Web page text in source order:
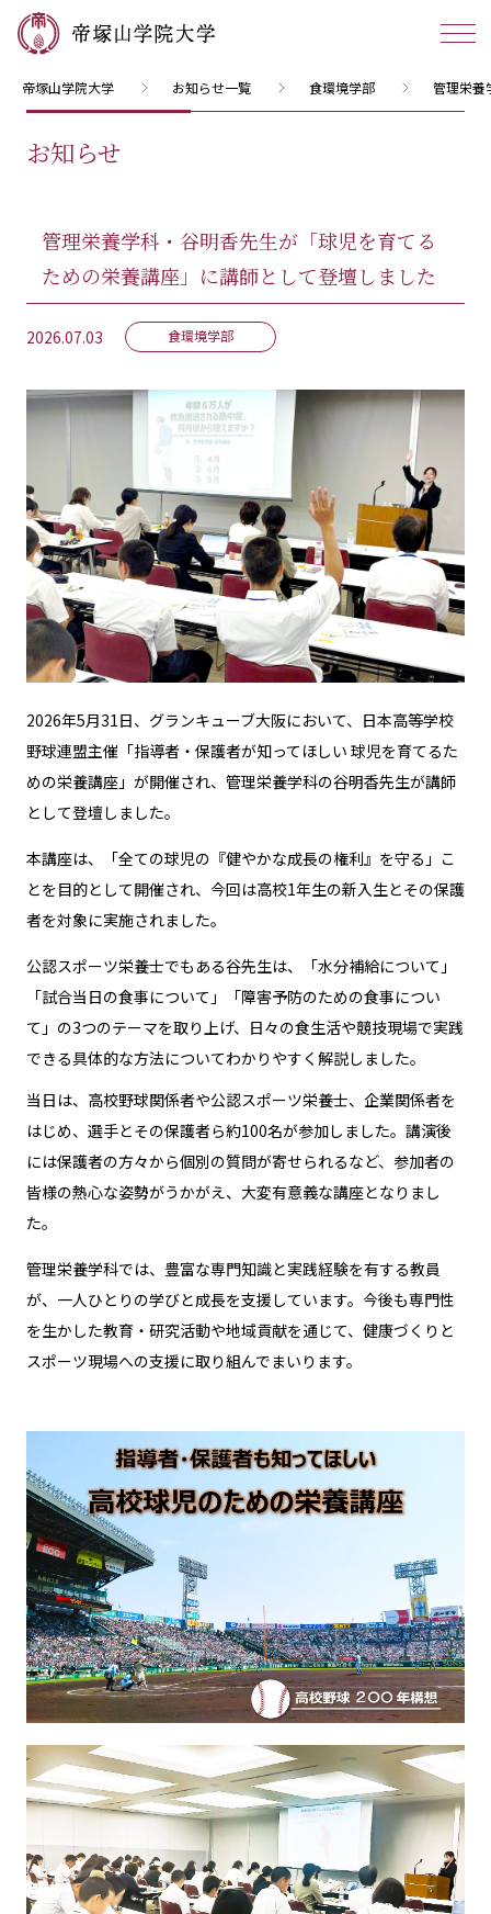
帝塚山学院大学 お知らせ一覧 食環境学部 管理栄養
お知らせ
管理栄養学科・谷明香先生が「球児を育てる
ための栄養講座」に講師として登壇しました
2026.07.03 食環境学部
2026年5月31日、グランキューブ大阪において、日本高等学校
野球連盟主催「指導者・保護者が知ってほしい 球児を育てるた
めの栄養講座」が開催され、管理栄養学科の谷明香先生が講師
として登壇しました。
本講座は、「全ての球児の『健やかな成長の権利』を守る」こ
とを目的として開催され、今回は高校1年生の新入生とその保護
者を対象に実施されました。
公認スポーツ栄養士でもある谷先生は、「水分補給について」
「試合当日の食事について」「障害予防のための食事につい
て」の3つのテーマを取り上げ、日々の食生活や競技現場で実践
できる具体的な方法についてわかりやすく解説しました。
当日は、高校野球関係者や公認スポーツ栄養士、企業関係者を
はじめ、選手とその保護者ら約100名が参加しました。講演後
には保護者の方々から個別の質問が寄せられるなど、参加者の
皆様の熱心な姿勢がうかがえ、大変有意義な講座となりまし
た。
管理栄養学科では、豊富な専門知識と実践経験を有する教員
が、一人ひとりの学びと成長を支援しています。今後も専門性
を生かした教育・研究活動や地域貢献を通じて、健康づくりと
スポーツ現場への支援に取り組んでまいります。